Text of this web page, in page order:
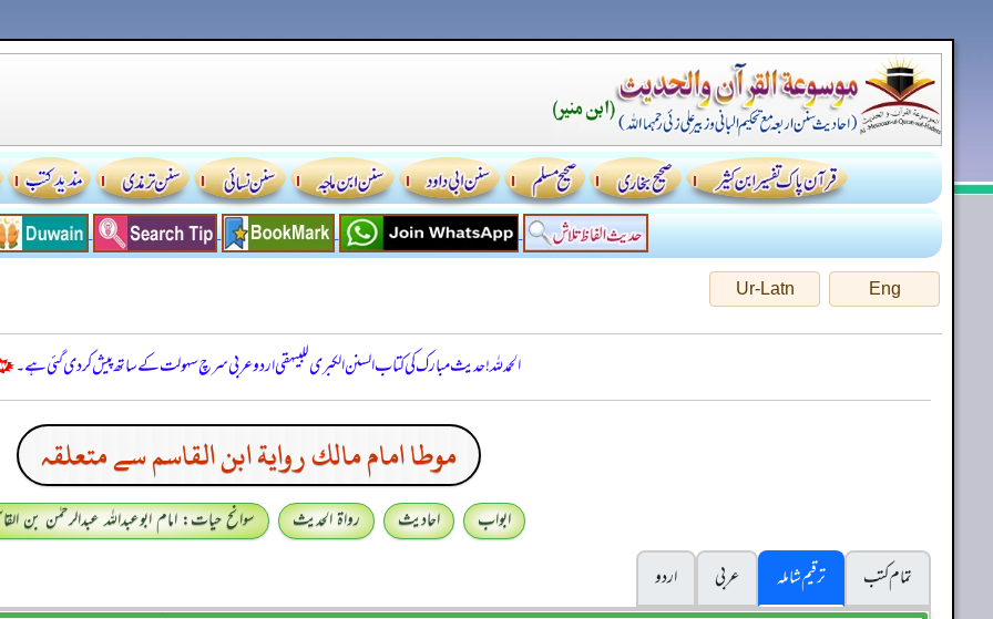
Eng
Ur-Latn
الحمدللہ! حدیث مبارک کی کتاب السنن الكبرى للبيهقي اردو عربی سرچ سہولت کے ساتھ پیش کر دی گئی ہے۔
موطا امام مالك رواية ابن القاسم سے متعلقہ
ابواب احادیث رواۃ الحدیث
سوانح حیات: امام ابوعبداللہ عبدالرحمٰن بن
تمام کتب
ترقیم شاملہ عربی
اردو